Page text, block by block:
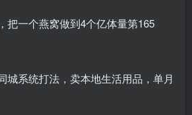
把一个燕窝做到4个亿体量第165
城系统打法，卖本地生活用品，单月